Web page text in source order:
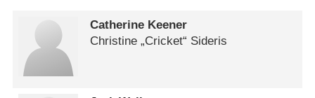
Catherine Keener
Christine „Cricket“ Sideris